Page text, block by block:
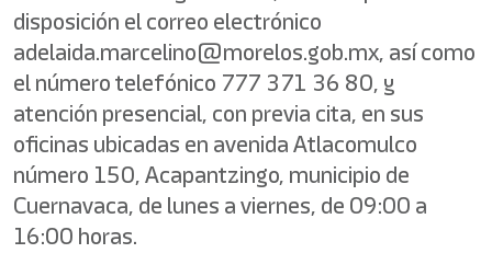
disposición el correo electrónico
adelaida.marcelino@morelos.gob.mx, así como
el número telefónico 777 371 36 80, y
atención presencial, con previa cita, en sus
oficinas ubicadas en avenida Atlacomulco
número 150, Acapantzingo, municipio de
Cuernavaca, de lunes a viernes, de 09:00 a
16:00 horas.